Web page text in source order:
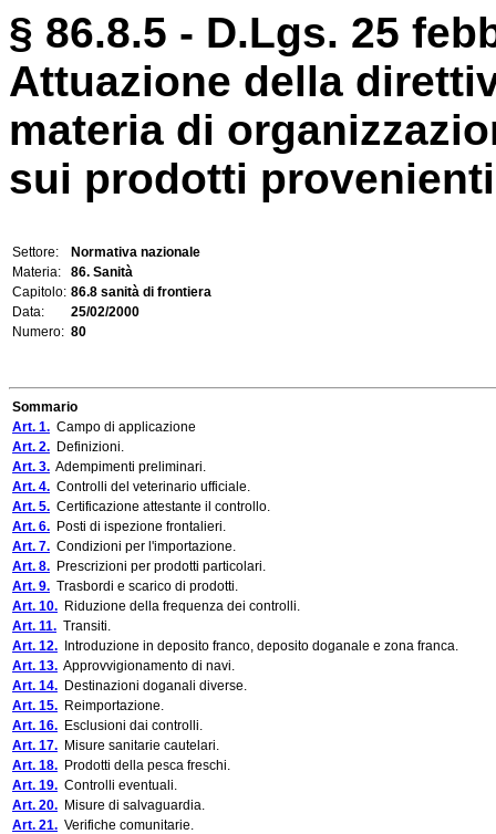
§ 86.8.5 - D.Lgs. 25
Attuazione della
materia di
sui prodotti
Settore:
Normativa nazionale
Materia:
86. Sanità
Capitolo: 86.8 sanità di frontiera
Data:
25/02/2000
Numero: 80
Sommario
Art. 1. Campo di applicazione
Art. 2. Definizioni.
Art. 3. Adempimenti preliminari.
Art. 4. Controlli del veterinario ufficiale.
Art. 5. Certificazione attestante il controllo.
Art. 6. Posti di ispezione frontalieri.
Art. 7. Condizioni per l'importazione.
Art. 8. Prescrizioni per prodotti particolari.
Art. 9. Trasbordi e scarico di prodotti.
Art. 10. Riduzione della frequenza dei controlli.
Art. 11. Transiti.
Art. 12. Introduzione in deposito franco, deposito doganale e zona franca.
Art. 13. Approvvigionamento di navi.
Art. 14. Destinazioni doganali diverse.
Art. 15. Reimportazione.
Art. 16. Esclusioni dai controlli.
Art. 17. Misure sanitarie cautelari.
Art. 18. Prodotti della pesca freschi.
Art. 19. Controlli eventuali.
Art. 20. Misure di salvaguardia.
Art. 21. Verifiche comunitarie.